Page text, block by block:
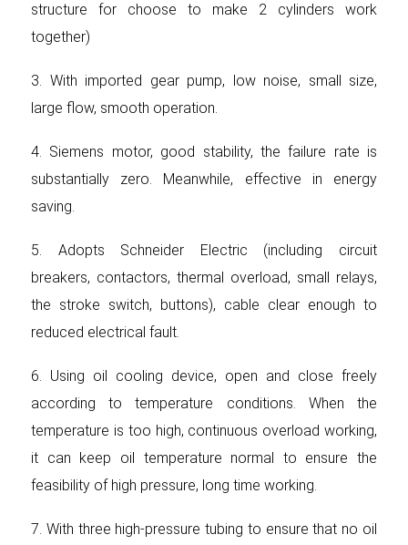
structure for choose to make 2 cylinders work
together)
3. With imported gear pump, low noise, small size,
large flow, smooth operation.
4. Siemens motor, good stability, the failure rate is
substantially zero. Meanwhile, effective in energy
saving.
5. Adopts Schneider Electric (including circuit
breakers, contactors, thermal overload, small relays,
the stroke switch, buttons), cable clear enough to
reduced electrical fault.
6. Using oil cooling device, open and close freely
according to temperature conditions. When the
temperature is too high, continuous overload working,
it can keep oil temperature normal to ensure the
feasibility of high pressure, long time working.
7. With three high-pressure tubing to ensure that no oil